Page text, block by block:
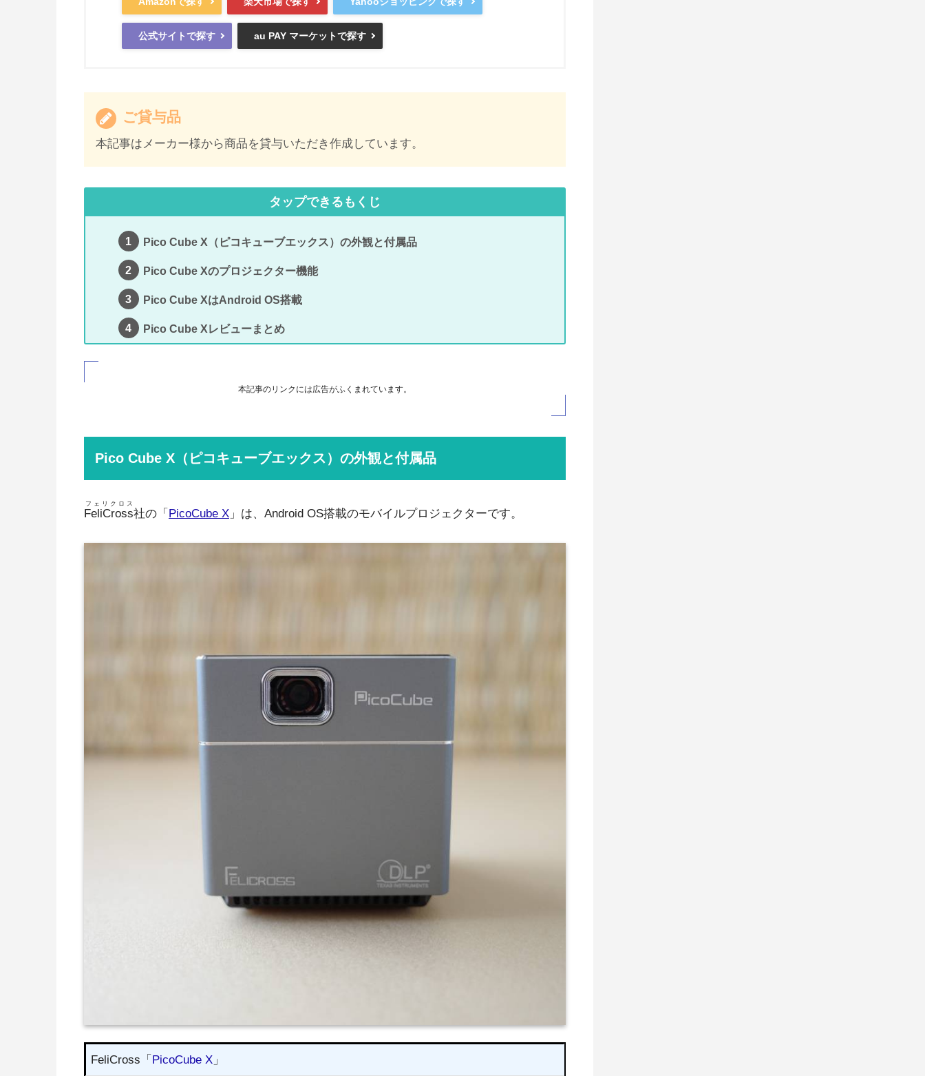
公式サイトで探す au PAY マーケットで探す
ご貸与品
本記事はメーカー様から商品を貸与いただき作成しています。
タップできるもくじ
Pico Cube X（ピコキューブエックス）の外観と付属品
Pico Cube Xのプロジェクター機能
Pico Cube XはAndroid OS搭載
Pico Cube Xレビューまとめ
本記事のリンクには広告がふくまれています。
Pico Cube X（ピコキューブエックス）の外観と付属品
FeliCross
フェリクロス
社の「 PicoCube X 」は、Android OS搭載のモバイルプロジェクターです。
FeliCross「 PicoCube X 」